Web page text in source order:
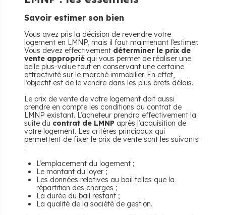
Savoir estimer son bien
Vous avez pris la décision de revendre votre
logement en LMNP, mais il faut maintenant l’estimer.
Vous devez effectivement déterminer le prix de
vente approprié qui vous permet de réaliser une
belle plus-value tout en conservant une certaine
attractivité sur le marché immobilier. En effet,
l’objectif est de le vendre dans les plus brefs délais.
Le prix de vente de votre logement doit aussi
prendre en compte les conditions du contrat de
LMNP existant. L’acheteur prendra effectivement la
suite du contrat de LMNP après l’acquisition de
votre logement. Les critères principaux qui
permettent de fixer le prix de vente sont les suivants
:
L’emplacement du logement ;
Le montant du loyer ;
Les données relatives au bail telles que la
répartition des charges ;
La durée du bail restant ;
La qualité de la société de gestion.